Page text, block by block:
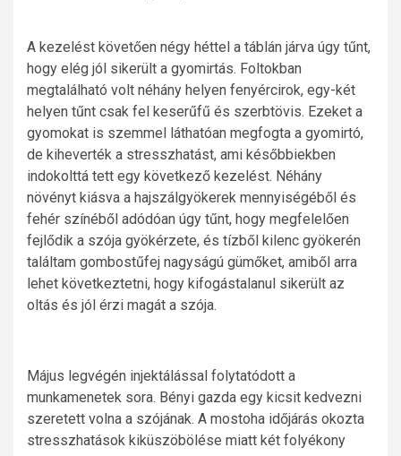
A kezelést követően négy héttel a táblán járva úgy tűnt,
hogy elég jól sikerült a gyom­irtás. Foltokban
megtalálható volt néhány helyen fenyércirok, egy-két
helyen tűnt csak fel keserűfű és szerbtövis. Ezeket a
gyomokat is szemmel láthatóan megfogta a gyomirtó,
de kiheverték a stresszhatást, ami későbbiekben
indokolttá tett egy következő kezelést. Néhány
növényt kiásva a hajszálgyökerek mennyiségéből és
fehér színéből adódóan úgy tűnt, hogy megfelelően
fejlődik a szója gyökérzete, és tízből kilenc gyökerén
találtam gombostűfej nagyságú gümőket, amiből arra
lehet következtetni, hogy kifogástalanul sikerült az
oltás és jól érzi magát a szója.
Május legvégén injektálással folytatódott a
munkamenetek sora. Bényi gazda egy kicsit kedvezni
szeretett volna a szójának. A mostoha időjárás okozta
stresszhatások kiküszöbölése miatt két folyékony